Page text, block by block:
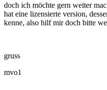
doch ich möchte gern weiter
hat eine lizensierte version,
kenne, also hilf mir doch bitte
gruss
mvo1